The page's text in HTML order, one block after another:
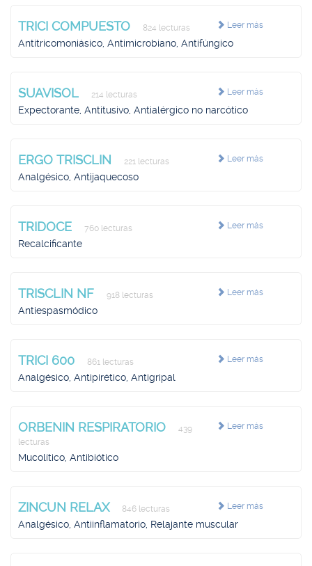
Leer más
TRICI COMPUESTO 824 lecturas
Antitricomoniásico, Antimicrobiano, Antifúngico
Leer más
SUAVISOL 214 lecturas
Expectorante, Antitusivo, Antialérgico no narcótico
Leer más
ERGO TRISCLIN 221 lecturas
Analgésico, Antijaquecoso
Leer más
TRIDOCE 760 lecturas
Recalcificante
Leer más
TRISCLIN NF 918 lecturas
Antiespasmódico
Leer más
TRICI 600 861 lecturas
Analgésico, Antipirético, Antigripal
Leer más
ORBENIN RESPIRATORIO
439
lecturas
Mucolítico, Antibiótico
Leer más
ZINCUN RELAX 846 lecturas
Analgésico, Antiinflamatorio, Relajante muscular